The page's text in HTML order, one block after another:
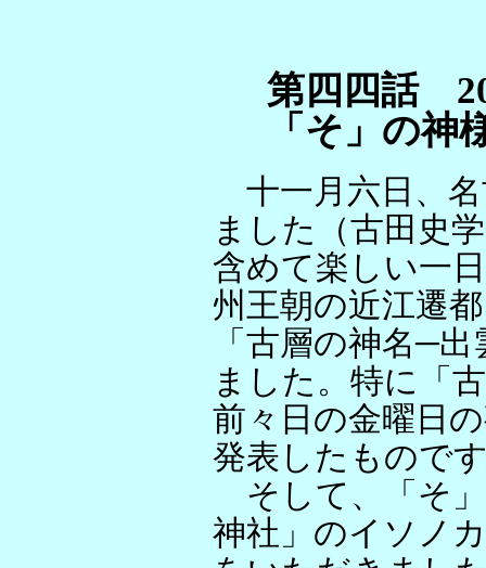
第四四話
「そ」の神
十一月六日、
ました（古田史
含めて楽しい一
州王朝の近江遷
「古層の神名─
ました。特に「
前々日の金曜日
発表したもので
そして、「そ
神社」のイソノ